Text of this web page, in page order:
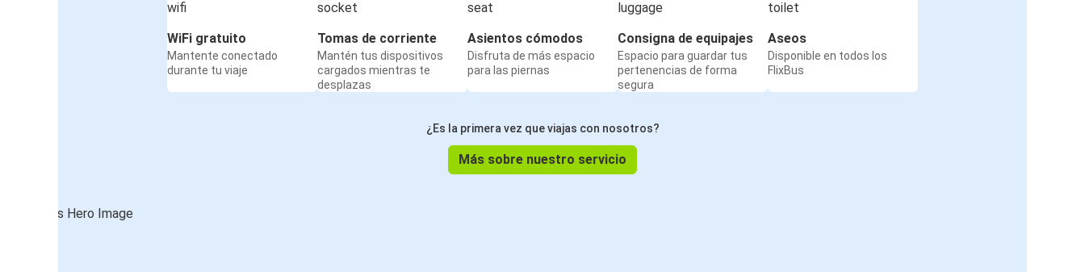
WiFi gratuito
Mantente conectado
durante tu viaje
Tomas de corriente
Mantén tus dispositivos
cargados mientras te
desplazas
Asientos cómodos
Disfruta de más espacio
para las piernas
Consigna de equipajes
Espacio para guardar tus
pertenencias de forma
segura
Aseos
Disponible en todos los
FlixBus
¿Es la primera vez que viajas con nosotros?
Más sobre nuestro servicio